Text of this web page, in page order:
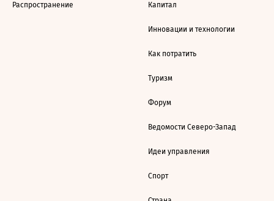
Распространение Капитал
Инновации и технологии
Как потратить
Туризм
Форум
Ведомости Северо-Запад
Идеи управления
Спорт